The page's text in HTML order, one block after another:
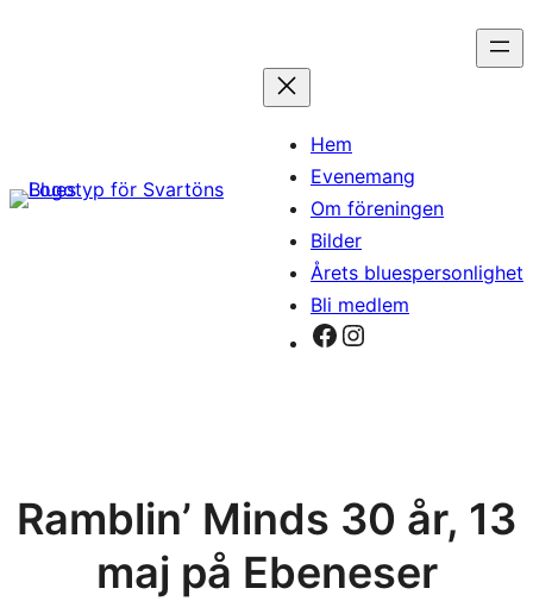
Hem
Evenemang
Om föreningen
Bilder
Årets bluespersonlighet
Bli medlem
Facebook
Instagram
Ramblin’ Minds 30 år, 13
maj på Ebeneser